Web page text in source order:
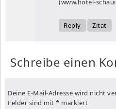
(www.hotel-
Reply Zitat
Schreibe einen
Deine E-Mail-Adresse wird nicht
Felder sind mit * markiert